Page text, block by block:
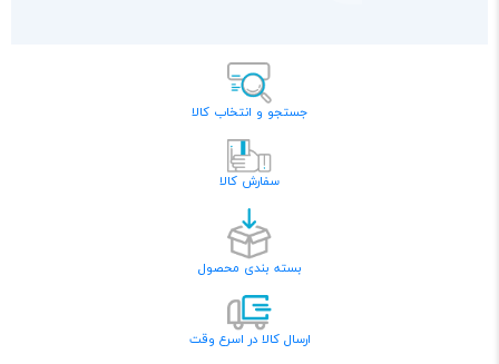
جستجو و انتخاب کالا
سفارش کالا
بسته بندی محصول
ارسال کالا در اسرع وقت